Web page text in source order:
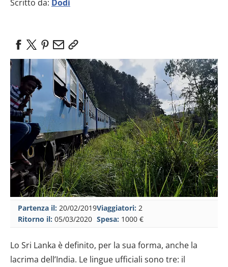
Scritto da: Dodi
Partenza il: 20/02/2019
Ritorno il: 05/03/2020
Viaggiatori: 2
Spesa: 1000 €
Lo Sri Lanka è definito, per la sua forma, anche la
lacrima dell’India. Le lingue ufficiali sono tre: il